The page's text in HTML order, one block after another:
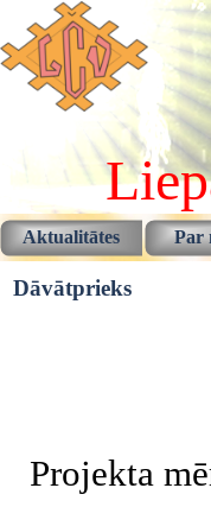
Pāriet uz saturu
Aktualitātes Par
Dāvātprieks
Projekta